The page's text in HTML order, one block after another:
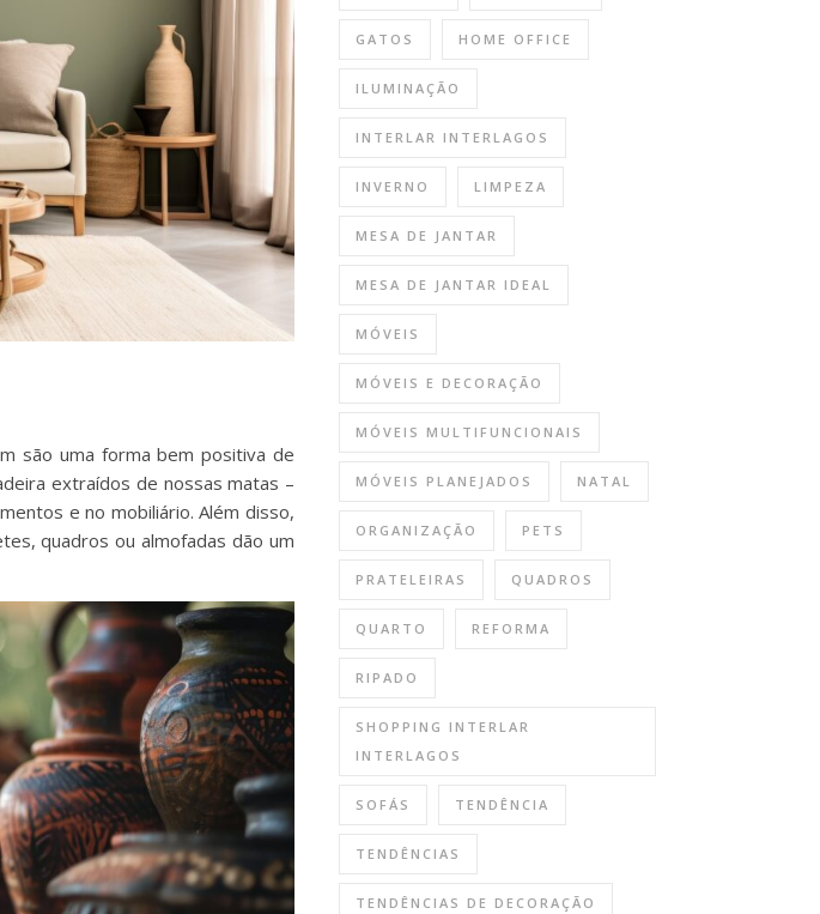
são uma forma bem positiva de
extraídos de nossas matas –
e no mobiliário. Além disso,
quadros ou almofadas dão um
GATOS HOME OFFICE
ILUMINAÇÃO
INTERLAR INTERLAGOS
INVERNO LIMPEZA
MESA DE JANTAR
MESA DE JANTAR IDEAL
MÓVEIS
MÓVEIS E DECORAÇÃO
MÓVEIS MULTIFUNCIONAIS
MÓVEIS PLANEJADOS NATAL
ORGANIZAÇÃO PETS
PRATELEIRAS QUADROS
QUARTO REFORMA
RIPADO
SHOPPING INTERLAR
INTERLAGOS
SOFÁS TENDÊNCIA
TENDÊNCIAS
TENDÊNCIAS DE DECORAÇÃO